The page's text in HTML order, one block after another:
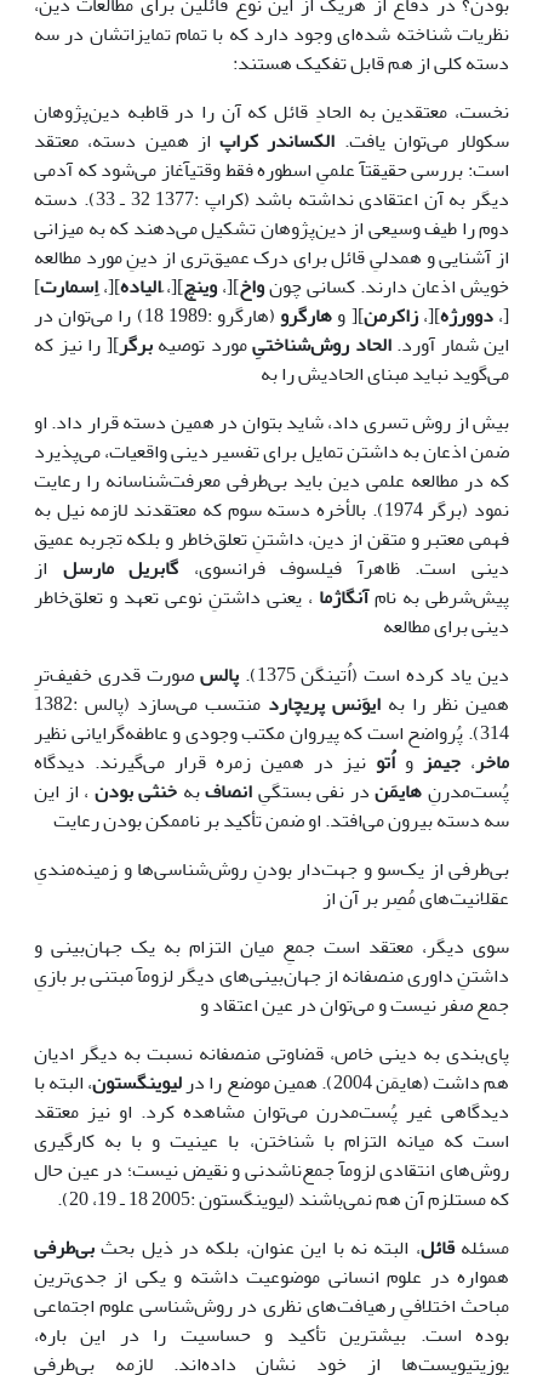
نظریات شناخته شده‌ای وجود دارد که با تمام تمایزاتشان در سه
دسته کلی از هم قابل تفکیک هستند:
نخست، معتقدین به الحادِ قائل که آن را در قاطبه دین‌پژوهان
سکولار می‌توان یافت. الکساندر کراپ از همین دسته، معتقد
است: بررسی حقیقتآ علمیِ اسطوره فقط وقتیآغاز می‌شود که آدمی
دیگر به آن اعتقادی نداشته باشد (کراپ :1377 32 ـ 33). دسته
دوم را طیف وسیعی از دین‌پژوهان تشکیل می‌دهند که به میزانی
از آشنایی و همدلیِ قائل برای درک عمیق‌تری از دینِ مورد مطالعه
خویش اذعان دارند. کسانی چونواخ][،وینچ][،ِالیاده][،اِسمارت]
[،دوورژه][،زاکرمن][ وهارگرو
(هارگرو :1989 18) را می‌توان در
این شمار آورد.الحاد روش‌شناختیِمورد توصیهبرگر][ را نیز که
می‌گوید نباید مبنای الحادیش را به
بیش از روش تسری داد، شاید بتوان در همین دسته قرار داد. او
ضمن اذعان به داشتن تمایل برای تفسیر دینی واقعیات، می‌پذیرد
که در مطالعه علمی دین باید بی‌طرفی معرفت‌شناسانه را رعایت
نمود (برگر 1974). بالأخره دسته سوم که معتقدند لازمه نیل به
فهمی معتبر و متقن از دین، داشتنِ تعلق‌خاطر و بلکه تجربه عمیق
دینی است. ظاهرآ فیلسوف فرانسوی، گابریل مارسل از
پیش‌شرطی به نامآنگاژما ، یعنی داشتنِ نوعی تعهد و تعلق‌خاطر
دینی برای مطالعه
دین یاد کرده است (اُتینگن 1375).
پالسصورت قدری خفیف‌ترِ
همین نظر را به ایوَنس پریچارد
منتسب می‌سازد (پالس :1382
314). پُرواضح است که پیروان مکتب وجودی و عاطفه‌گرایانی نظیر
ماخر، جیمز واُتو نیز در همین زمره قرار می‌گیرند. دیدگاه
پُست‌مدرنِهایمَندر نفی بستگیِانصافبه خنثی بودن ، از این
سه دسته بیرون می‌افتد. او ضمن تأکید بر ناممکن بودن رعایت
بی‌طرفی از یک‌سو و جهت‌دار بودنِ روش‌شناسی‌ها و زمینه‌مندیِ
عقلانیت‌های مُصِر بر آن از
سوی دیگر، معتقد است جمعِ میان التزام به یک جهان‌بینی و
داشتنِ داوری منصفانه از جهان‌بینی‌های دیگر لزومآ مبتنی بر بازیِ
جمع صفر نیست و می‌توان در عین اعتقاد و
پای‌بندی به دینی خاص، قضاوتی منصفانه نسبت به دیگر ادیان
هم داشت (هایمَن 2004). همین موضع را در
لیوینگستون، البته با
دیدگاهی غیر پُست‌مدرن می‌توان مشاهده کرد. او نیز معتقد
است که میانه التزام با شناختن، با عینیت و با به کارگیری
روش‌های انتقادی لزومآ جمع‌ناشدنی و نقیض نیست؛ در عین حال
که مستلزم آن هم نمی‌باشند (لیوینگستون :2005 18 ـ 19، 20).
مسئلهقائل، البته نه با این عنوان، بلکه در ذیل بحثبی‌طرفی
همواره در علوم انسانی موضوعیت داشته و یکی از جدی‌ترین
مباحث اختلافیِ رهیافت‌های نظری در روش‌شناسی علوم اجتماعی
بوده است. بیشترین تأکید و حساسیت را در این باره،
پوزیتیویست‌ها از خود نشان داده‌اند. لازمه بی‌طرفی